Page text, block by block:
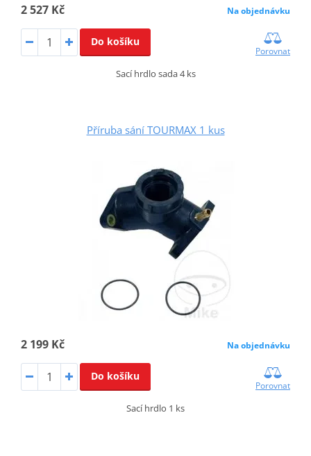
2 527 Kč Na objednávku
Do košíku
Porovnat
Sací hrdlo sada 4 ks
Příruba sání TOURMAX 1 kus
2 199 Kč Na objednávku
Do košíku
Porovnat
Sací hrdlo 1 ks